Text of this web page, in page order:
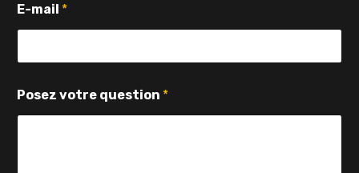
q
u
s
i
n
E-mail *
Posez votre question *